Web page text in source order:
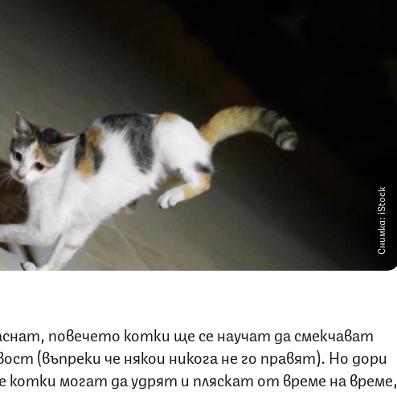
Снимка: iStock
повечето котки ще се научат да смекчават
(въпреки че някои никога не го правят). Но дори
котки могат да удрят и пляскат от време на време,